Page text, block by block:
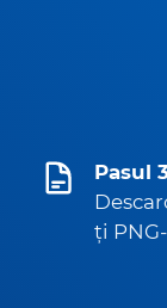
Pasul
ți PNG-